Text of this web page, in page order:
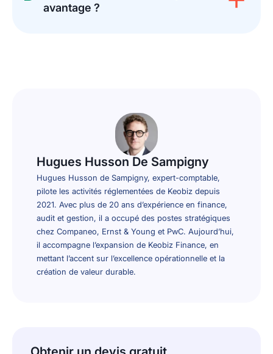
avantage ?
Hugues Husson De Sampigny
Hugues Husson de Sampigny, expert-comptable,
pilote les activités réglementées de Keobiz depuis
2021. Avec plus de 20 ans d’expérience en finance,
audit et gestion, il a occupé des postes stratégiques
chez Companeo, Ernst & Young et PwC. Aujourd’hui,
il accompagne l’expansion de Keobiz Finance, en
mettant l’accent sur l’excellence opérationnelle et la
création de valeur durable.